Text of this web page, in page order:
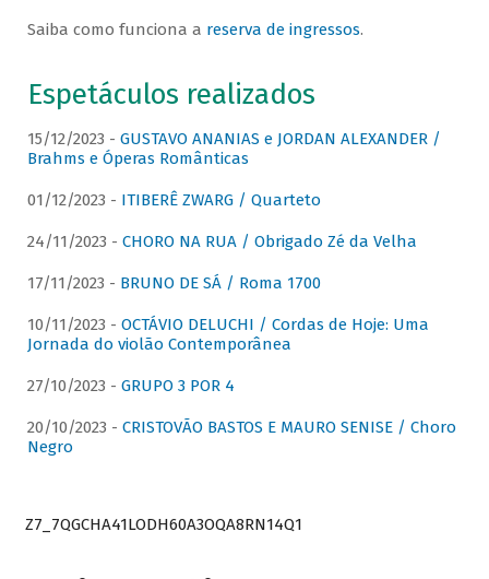
Saiba como funciona a reserva de ingressos.
Espetáculos realizados
15/12/2023 - GUSTAVO ANANIAS e JORDAN ALEXANDER /
Brahms e Óperas Românticas
01/12/2023 - ITIBERÊ ZWARG / Quarteto
24/11/2023 - CHORO NA RUA / Obrigado Zé da Velha
17/11/2023 - BRUNO DE SÁ / Roma 1700
10/11/2023 - OCTÁVIO DELUCHI / Cordas de Hoje: Uma
Jornada do violão Contemporânea
27/10/2023 - GRUPO 3 POR 4
20/10/2023 - CRISTOVÃO BASTOS E MAURO SENISE / Choro
Negro
Z7_7QGCHA41LODH60A3OQA8RN14Q1